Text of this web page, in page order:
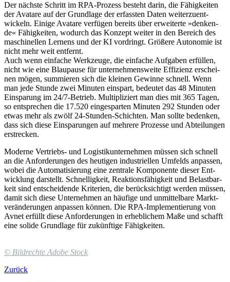
Der nächste Schritt im RPA-Prozess besteht darin, die Fä­hig­keiten
der Ava­tare auf der Grund­lage der er­fass­ten Da­ten wei­ter­zu­ent­
wickeln. Einige Avatare ver­fü­gen bereits über er­wei­ter­te »den­ken­
de« Fä­hig­keiten, wo­durch das Konzept weiter in den Be­reich des
mas­chi­nellen Ler­nens und der KI vor­dringt. Grö­ßere Auto­no­mie ist
nicht mehr weit ent­fernt.
Auch wenn einfache Werkzeuge, die einfache Auf­gaben er­füllen,
nicht wie eine Blau­pause für unter­neh­mens­weite Effizienz er­schei­
nen mögen, sum­mie­ren sich die kleinen Ge­winne schnell. Wenn
man jede Stunde zwei Mi­nuten ein­spart, bedeutet das 48 Minuten
Ein­sparung im 24/7-Be­trieb. Multi­pli­ziert man dies mit 365 Tagen,
so ent­spre­chen die 17.520 ein­ge­spar­ten Mi­nuten 292 Stun­den oder
etwas mehr als zwölf 24-Stun­den-Schich­ten. Man sollte be­den­ken,
dass sich diese Ein­spa­rungen auf meh­rere Pro­zes­se und Ab­tei­lungen
er­strecken.
Moderne Vertriebs- und Logistik­un­ter­neh­men müssen sich schnell
an die An­for­de­rungen des heu­tigen indus­triel­len Um­felds an­pas­sen,
wo­bei die Auto­ma­ti­sierung eine zen­trale Kom­po­nente die­ser Ent­
wick­lung darstellt. Schnel­lig­keit, Re­aktions­fähig­keit und Belast­bar­
keit sind ent­schei­dende Kri­te­rien, die berück­sich­tigt werden müssen,
damit sich diese Un­ter­neh­men an häu­fige und un­mittel­ba­re Markt­
ver­än­de­rungen an­pas­sen können. Die RPA-Im­ple­men­tie­rung von
Avnet erfüllt diese An­for­de­rungen in er­heb­li­chem Maße und schafft
eine so­lide Grund­lage für zu­künf­tige Fähig­keiten.
© Bildrechte Adobe Stock
Zurück